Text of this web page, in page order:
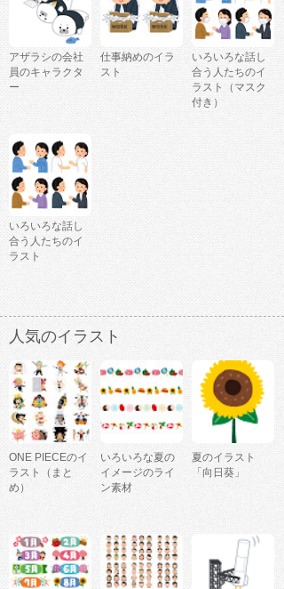
アザラシの会社
員のキャラクタ
ー
仕事納めのイラ
スト
いろいろな話し
合う人たちのイ
ラスト（マスク
付き）
いろいろな話し
合う人たちのイ
ラスト
人気のイラスト
ONE PIECEのイ
ラスト（まと
め）
いろいろな夏の
イメージのライ
ン素材
夏のイラスト
「向日葵」